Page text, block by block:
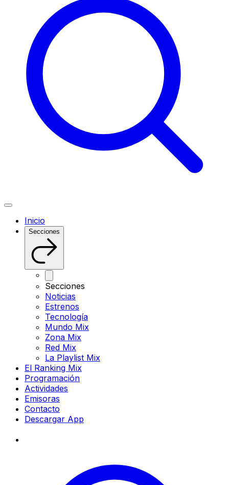
Inicio
Secciones
Secciones
Noticias
Estrenos
Tecnología
Mundo Mix
Zona Mix
Red Mix
La Playlist Mix
El Ranking Mix
Programación
Actividades
Emisoras
Contacto
Descargar App